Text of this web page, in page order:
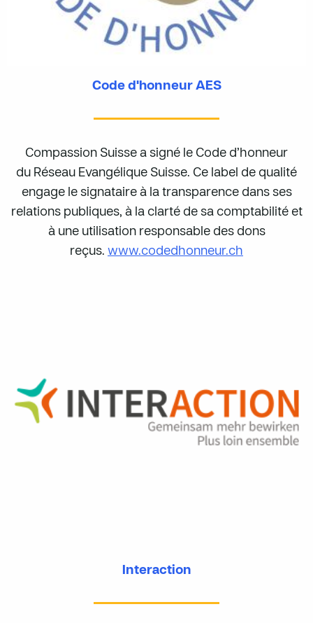
Code d'honneur AES
Compassion Suisse a signé le Code d’honneur
du Réseau Evangélique Suisse. Ce label de qualité
engage le signataire à la transparence dans ses
relations publiques, à la clarté de sa comptabilité et
à une utilisation responsable des dons
reçus. www.codedhonneur.ch
Interaction